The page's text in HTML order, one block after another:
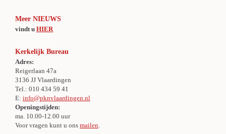
Meer NIEUWS
vindt u HIER
Kerkelijk Bureau
Adres:
Reigerlaan 47a
3136 JJ Vlaardingen
Tel.: 010 434 59 41
E: info@pknvlaardingen.nl
Openingstijden:
ma. 10.00-12.00 uur
Voor vragen kunt u ons mailen.